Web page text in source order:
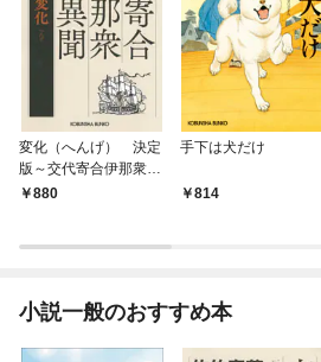
変化（へんげ） 決定
版～交代寄合伊那衆異
聞（1）～
880
手下は犬だけ
814
小説一般のおすすめ本